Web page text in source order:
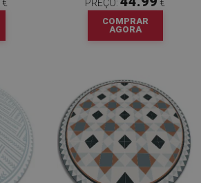
€ PREÇO: €
COMPRAR
AGORA